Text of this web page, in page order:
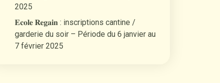
2025
𝐄𝐜𝐨𝐥𝐞 𝐑𝐞𝐠𝐚𝐢𝐧 : inscriptions cantine /
garderie du soir – Période du 6 janvier au
7 février 2025